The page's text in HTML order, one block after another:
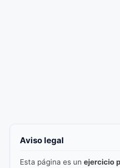
Aviso legal
Esta página es un ejercicio